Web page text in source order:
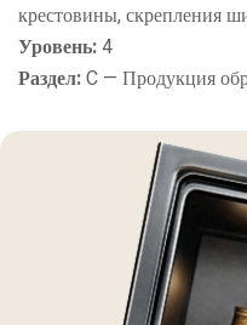
крестовины, скрепления
Уровень:4
Раздел:C — Продукция